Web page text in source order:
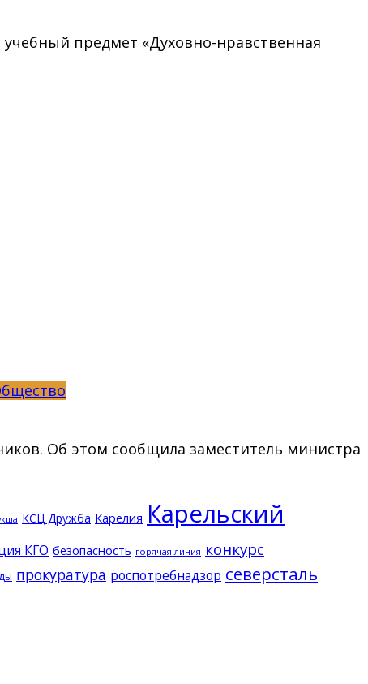
предмет «Духовно-нравственная
Об этом сообщила заместитель министра
КСЦ Дружба Карелия Карельский
КГО безопасность горячая линия конкурс
прокуратура роспотребнадзор северсталь